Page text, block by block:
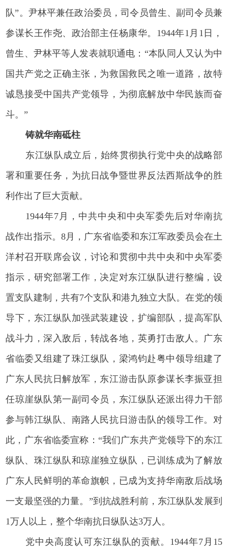
队”。尹林平兼任政治委员，司令员曾生、副司令员兼
参谋长王作尧、政治部主任杨康华。1944年1月1日，
曾生、尹林平等人发表就职通电：“本队同人又认为中
国共产党之正确主张，为救国救民之唯一道路，故特
诚恳接受中国共产党领导，为彻底解放中华民族而奋
斗。”
铸就华南砥柱
东江纵队成立后，始终贯彻执行党中央的战略部
署和重要任务，为抗日战争暨世界反法西斯战争的胜
利作出了巨大贡献。
1944年7月，中共中央和中央军委先后对华南抗
战作出指示。8月，广东省临委和东江军政委员会在土
洋村召开联席会议，讨论和贯彻中共中央和中央军委
指示，研究部署工作，决定对东江纵队进行整编，设
置支队建制，共有7个支队和港九独立大队。在党的领
导下，东江纵队加强武装建设，扩编部队，提高军队
战斗力，深入敌后，转战各地，英勇打击敌人。广东
省临委又组建了珠江纵队，梁鸿钧赴粤中领导组建了
广东人民抗日解放军，东江游击队原参谋长李振亚担
任琼崖纵队第一副司令员，东江纵队还派出得力干部
参与韩江纵队、南路人民抗日游击队的领导工作。对
此，广东省临委宣称：“我们广东共产党领导下的东江
纵队、珠江纵队和琼崖独立纵队，已训练成为了解放
广东人民鲜明的革命旗帜，已成为支持华南敌后战场
一支最坚强的力量。”到抗战胜利前，东江纵队发展到
1万人以上，整个华南抗日纵队达3万人。
党中央高度认可东江纵队的贡献。1944年7月15